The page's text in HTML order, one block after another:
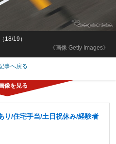
《画像 Getty Images》
18/19）
事へ戻る
り/住宅手当/土日祝休み/経験者